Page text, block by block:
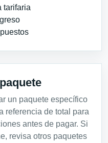
tarifaria
un paquete específico
referencia de total para
antes de pagar. Si
revisa otros paquetes